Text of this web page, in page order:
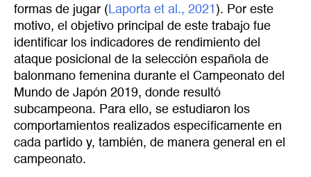
formas de jugar ( Laporta et al., 2021 ). Por este
motivo, el objetivo principal de este trabajo fue
identificar los indicadores de rendimiento del
ataque posicional de la selección española de
balonmano femenina durante el Campeonato del
Mundo de Japón 2019, donde resultó
subcampeona. Para ello, se estudiaron los
comportamientos realizados específicamente en
cada partido y, también, de manera general en el
campeonato.